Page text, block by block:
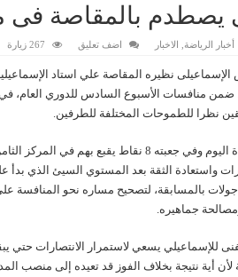
يصطدم بالمقاصة فى
أخبار الرياضة الاخبار اضف تعليق 267 زيارة
نظيره المقاصة علي استاد
ضمن منافسات الأسبوع السادس للدوري العام، في
نظرا للطموحات المختلفة للطرفين.
يدخل الإسماعيلى مباراة اليوم وفي جعبته 8 نقاط يقبع بهم في المركز
واستعادة الثقة بعد المستوي السيئ الذي بدأ
بالمسابقة، لتصحيح مساره نحو المنافسة
جماهيره.
للإسماعيلي يسعي لاستمرار الانتصارات حتي
لأن أية نتيجة بخلاف الفوز قد تعيده إلى منصب